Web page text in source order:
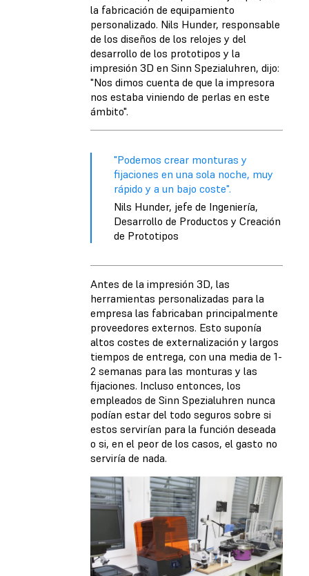
la fabricación de equipamiento
personalizado. Nils Hunder, responsable
de los diseños de los relojes y del
desarrollo de los prototipos y la
impresión 3D en Sinn Spezialuhren, dijo:
"Nos dimos cuenta de que la impresora
nos estaba viniendo de perlas en este
ámbito".
"Podemos crear monturas y
fijaciones en una sola noche, muy
rápido y a un bajo coste".
Nils Hunder, jefe de Ingeniería,
Desarrollo de Productos y Creación
de Prototipos
Antes de la impresión 3D, las
herramientas personalizadas para la
empresa las fabricaban principalmente
proveedores externos. Esto suponía
altos costes de externalización y largos
tiempos de entrega, con una media de 1-
2 semanas para las monturas y las
fijaciones. Incluso entonces, los
empleados de Sinn Spezialuhren nunca
podían estar del todo seguros sobre si
estos servirían para la función deseada
o si, en el peor de los casos, el gasto no
serviría de nada.